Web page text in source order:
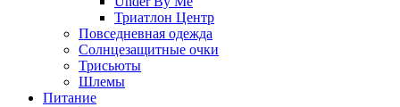
Триатлон Центр
Повседневная одежда
Солнцезащитные очки
Трисьюты
Шлемы
Питание